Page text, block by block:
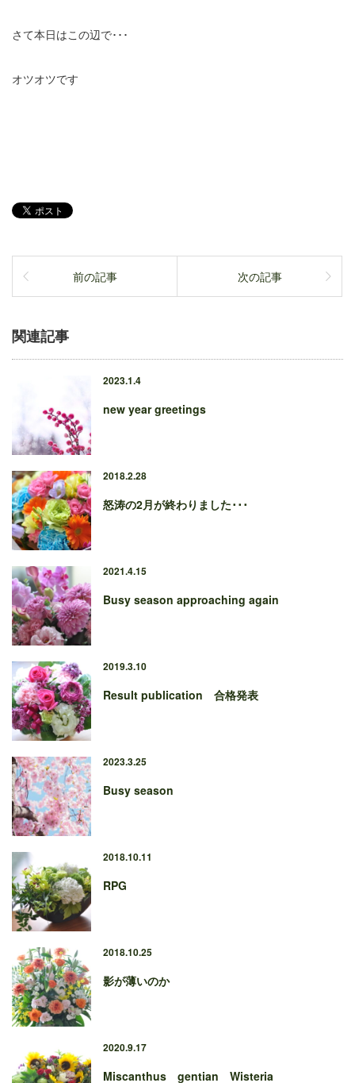
さて本日はこの辺で･･･
オツオツです
前の記事 次の記事
関連記事
2023.1.4
new year greetings
2018.2.28
怒涛の2月が終わりました･･･
2021.4.15
Busy season approaching again
2019.3.10
Result publication 合格発表
2023.3.25
Busy season
2018.10.11
RPG
2018.10.25
影が薄いのか
2020.9.17
Miscanthus gentian Wisteria